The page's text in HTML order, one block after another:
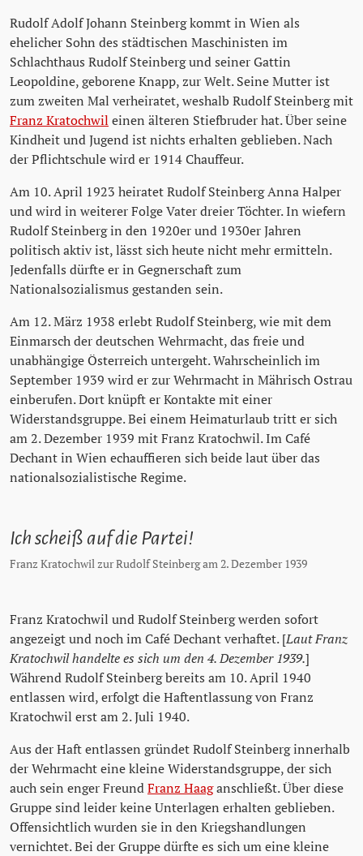
Rudolf Adolf Johann Steinberg kommt in Wien als
ehelicher Sohn des städtischen Maschinisten im
Schlachthaus Rudolf Steinberg und seiner Gattin
Leopoldine, geborene Knapp, zur Welt. Seine Mutter ist
zum zweiten Mal verheiratet, weshalb Rudolf Steinberg mit
Franz Kratochwil einen älteren Stiefbruder hat. Über seine
Kindheit und Jugend ist nichts erhalten geblieben. Nach
der Pflichtschule wird er 1914 Chauffeur.
Am 10. April 1923 heiratet Rudolf Steinberg Anna Halper
und wird in weiterer Folge Vater dreier Töchter. In wiefern
Rudolf Steinberg in den 1920er und 1930er Jahren
politisch aktiv ist, lässt sich heute nicht mehr ermitteln.
Jedenfalls dürfte er in Gegnerschaft zum
Nationalsozialismus gestanden sein.
Am 12. März 1938 erlebt Rudolf Steinberg, wie mit dem
Einmarsch der deutschen Wehrmacht, das freie und
unabhängige Österreich untergeht. Wahrscheinlich im
September 1939 wird er zur Wehrmacht in Mährisch Ostrau
einberufen. Dort knüpft er Kontakte mit einer
Widerstandsgruppe. Bei einem Heimaturlaub tritt er sich
am 2. Dezember 1939 mit Franz Kratochwil. Im Café
Dechant in Wien echauffieren sich beide laut über das
nationalsozialistische Regime.
Ich scheiß auf die Partei!
Franz Kratochwil zur Rudolf Steinberg am 2. Dezember 1939
Franz Kratochwil und Rudolf Steinberg werden sofort
angezeigt und noch im Café Dechant verhaftet. [Laut Franz
Kratochwil handelte es sich um den 4. Dezember 1939.]
Während Rudolf Steinberg bereits am 10. April 1940
entlassen wird, erfolgt die Haftentlassung von Franz
Kratochwil erst am 2. Juli 1940.
Aus der Haft entlassen gründet Rudolf Steinberg innerhalb
der Wehrmacht eine kleine Widerstandsgruppe, der sich
auch sein enger FreundFranz Haaganschließt. Über diese
Gruppe sind leider keine Unterlagen erhalten geblieben.
Offensichtlich wurden sie in den Kriegshandlungen
vernichtet. Bei der Gruppe dürfte es sich um eine kleine